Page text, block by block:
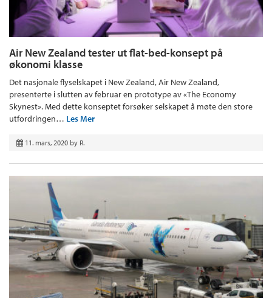
Air New Zealand tester ut flat-bed-konsept på
økonomi klasse
Det nasjonale flyselskapet i New Zealand, Air New Zealand,
presenterte i slutten av februar en prototype av «The Economy
Skynest». Med dette konseptet forsøker selskapet å møte den store
utfordringen… Les Mer
11. mars, 2020 by R.